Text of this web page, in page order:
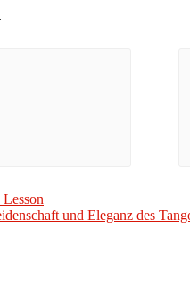
und Eleganz des